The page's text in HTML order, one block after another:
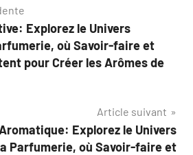
Explorez le Univers
où Savoir-faire et
pour Créer les Arômes de
Article suivant
Explorez le Univers
Parfumerie, où Savoir-faire et